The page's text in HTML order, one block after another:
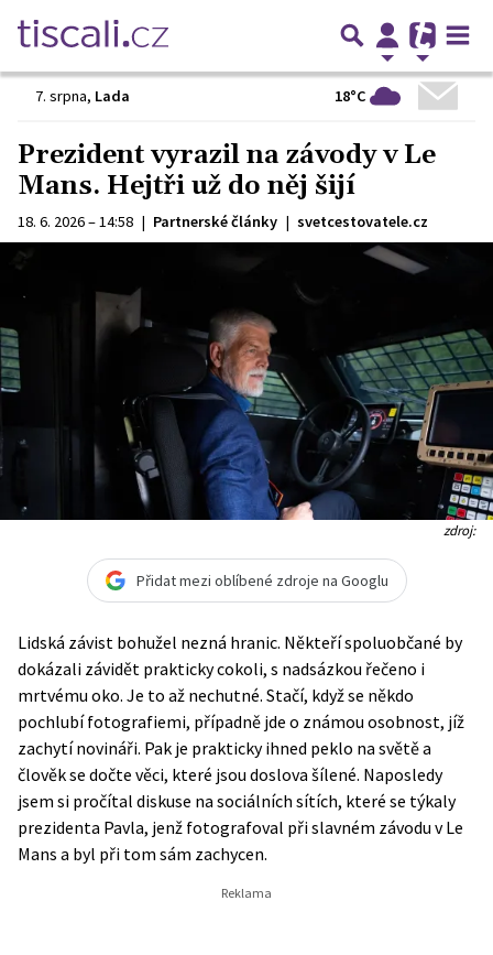
7. srpna, Lada 18°C
Prezident vyrazil na závody v Le
Mans. Hejtři už do něj šijí
18. 6. 2026 – 14:58 | Partnerské články | svetcestovatele.cz
zdroj:
Přidat mezi oblíbené zdroje na Googlu
Lidská závist bohužel nezná hranic. Někteří spoluobčané by
dokázali závidět prakticky cokoli, s nadsázkou řečeno i
mrtvému oko. Je to až nechutné. Stačí, když se někdo
pochlubí fotografiemi, případně jde o známou osobnost, jíž
zachytí novináři. Pak je prakticky ihned peklo na světě a
člověk se dočte věci, které jsou doslova šílené. Naposledy
jsem si pročítal diskuse na sociálních sítích, které se týkaly
prezidenta Pavla, jenž fotografoval při slavném závodu v Le
Mans a byl při tom sám zachycen.